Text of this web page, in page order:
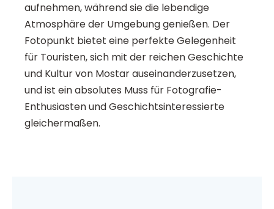
aufnehmen, während sie die lebendige
Atmosphäre der Umgebung genießen. Der
Fotopunkt bietet eine perfekte Gelegenheit
für Touristen, sich mit der reichen Geschichte
und Kultur von Mostar auseinanderzusetzen,
und ist ein absolutes Muss für Fotografie-
Enthusiasten und Geschichtsinteressierte
gleichermaßen.